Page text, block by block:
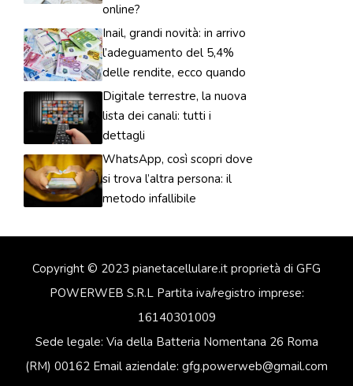
online?
Inail, grandi novità: in arrivo
l’adeguamento del 5,4%
delle rendite, ecco quando
Digitale terrestre, la nuova
lista dei canali: tutti i
dettagli
WhatsApp, così scopri dove
si trova l’altra persona: il
metodo infallibile
Copyright © 2023 pianetacellulare.it proprietà di GFG
POWERWEB S.R.L Partita iva/registro imprese:
16140301009
Sede legale: Via della Batteria Nomentana 26 Roma
(RM) 00162 Email aziendale: gfg.powerweb@gmail.com